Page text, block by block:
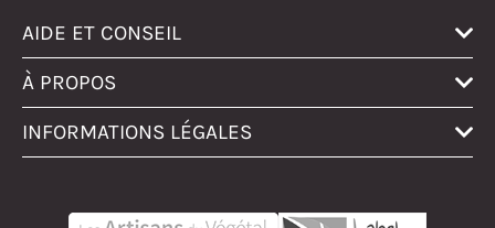
AIDE ET CONSEIL
À PROPOS
INFORMATIONS LÉGALES